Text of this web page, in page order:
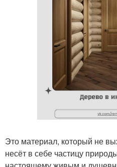
Это материал, который не
несёт в себе частицу